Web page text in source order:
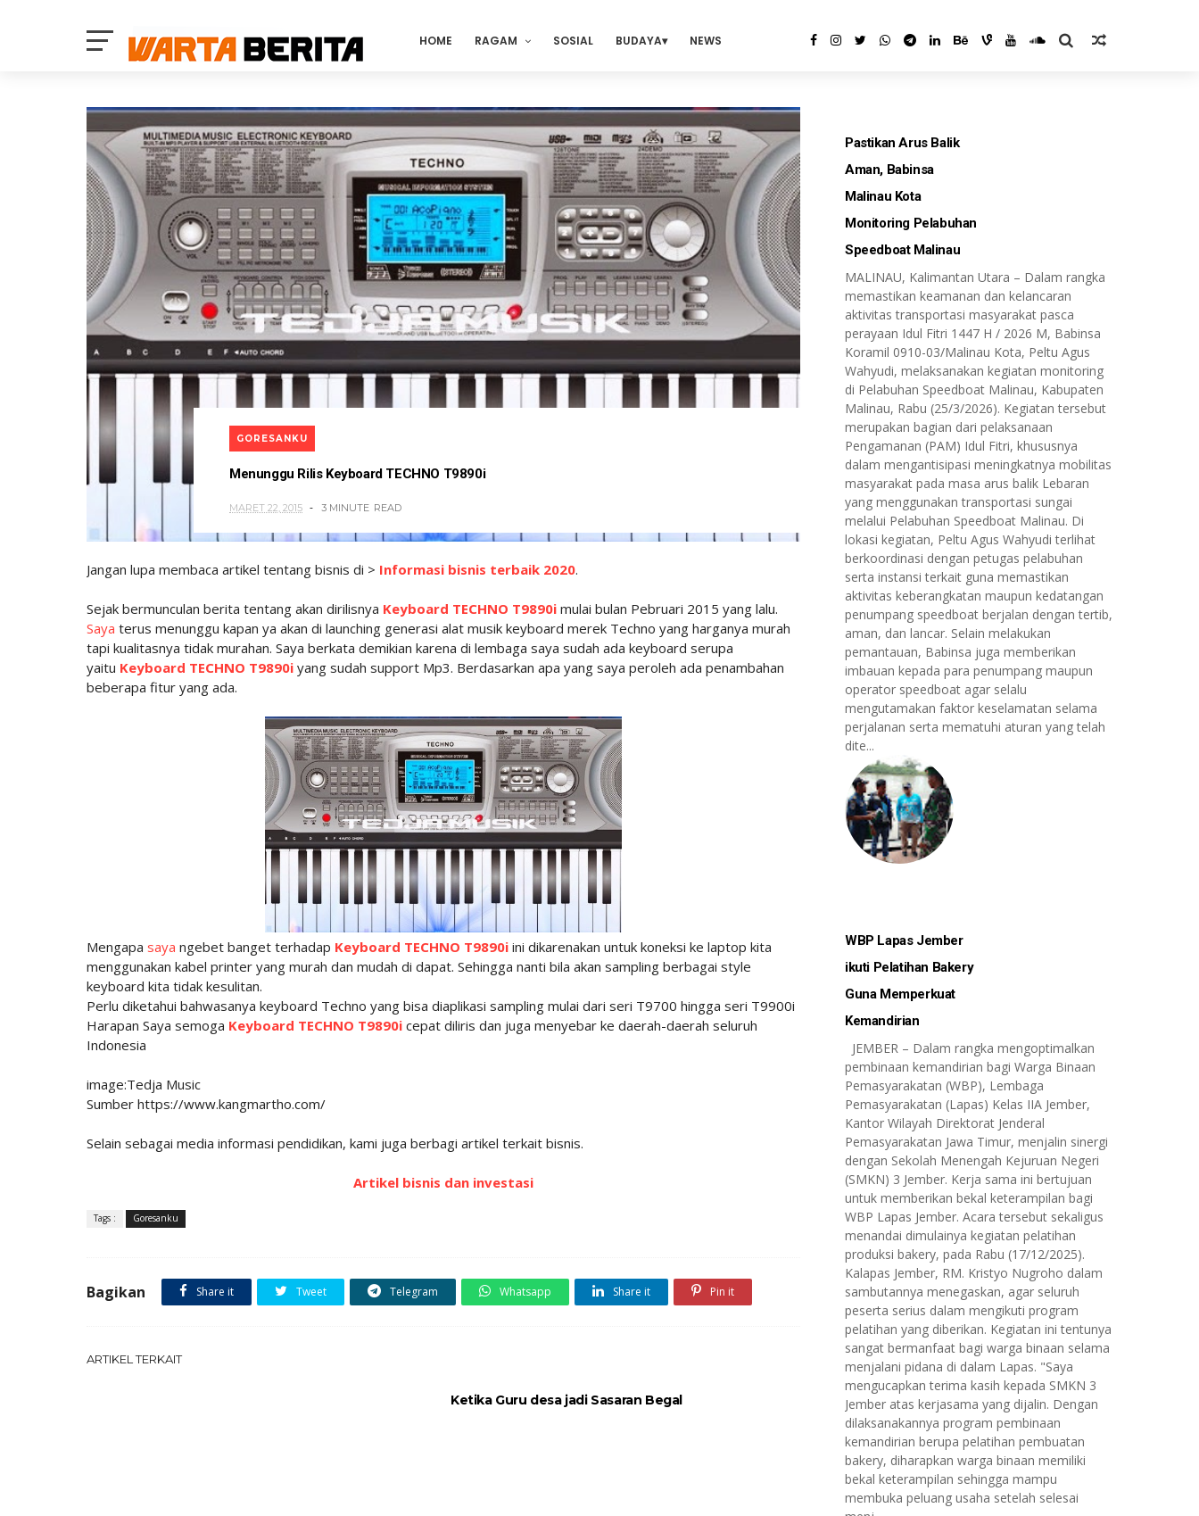
HOME RAGAM SOSIAL BUDAYA NEWS
GORESANKU
Menunggu Rilis Keyboard TECHNO T9890i
MARET 22, 2015 3 MINUTE READ
Jangan lupa membaca artikel tentang bisnis di > Informasi bisnis terbaik 2020.
Sejak bermunculan berita tentang akan dirilisnya Keyboard TECHNO T9890i mulai bulan Pebruari 2015 yang lalu.
Saya terus menunggu kapan ya akan di launching generasi alat musik keyboard merek Techno yang harganya murah
tapi kualitasnya tidak murahan. Saya berkata demikian karena di lembaga saya sudah ada keyboard serupa
yaitu Keyboard TECHNO T9890i yang sudah support Mp3. Berdasarkan apa yang saya peroleh ada penambahan
beberapa fitur yang ada.
Mengapa saya ngebet banget terhadap Keyboard TECHNO T9890i ini dikarenakan untuk koneksi ke laptop kita
menggunakan kabel printer yang murah dan mudah di dapat. Sehingga nanti bila akan sampling berbagai style
keyboard kita tidak kesulitan.
Perlu diketahui bahwasanya keyboard Techno yang bisa diaplikasi sampling mulai dari seri T9700 hingga seri T9900i
Harapan Saya semoga Keyboard TECHNO T9890i cepat diliris dan juga menyebar ke daerah-daerah seluruh
Indonesia
image:Tedja Music
Sumber https://www.kangmartho.com/
Selain sebagai media informasi pendidikan, kami juga berbagi artikel terkait bisnis.
Artikel bisnis dan investasi
Tags : Goresanku
Bagikan Share it Tweet Telegram Whatsapp Share it Pin it
ARTIKEL TERKAIT
Ketika Guru desa jadi Sasaran Begal
Pastikan Arus Balik
Aman, Babinsa
Malinau Kota
Monitoring Pelabuhan
Speedboat Malinau
MALINAU, Kalimantan Utara – Dalam rangka
memastikan keamanan dan kelancaran
aktivitas transportasi masyarakat pasca
perayaan Idul Fitri 1447 H / 2026 M, Babinsa
Koramil 0910-03/Malinau Kota, Peltu Agus
Wahyudi, melaksanakan kegiatan monitoring
di Pelabuhan Speedboat Malinau, Kabupaten
Malinau, Rabu (25/3/2026). Kegiatan tersebut
merupakan bagian dari pelaksanaan
Pengamanan (PAM) Idul Fitri, khususnya
dalam mengantisipasi meningkatnya mobilitas
masyarakat pada masa arus balik Lebaran
yang menggunakan transportasi sungai
melalui Pelabuhan Speedboat Malinau. Di
lokasi kegiatan, Peltu Agus Wahyudi terlihat
berkoordinasi dengan petugas pelabuhan
serta instansi terkait guna memastikan
aktivitas keberangkatan maupun kedatangan
penumpang speedboat berjalan dengan tertib,
aman, dan lancar. Selain melakukan
pemantauan, Babinsa juga memberikan
imbauan kepada para penumpang maupun
operator speedboat agar selalu
mengutamakan faktor keselamatan selama
perjalanan serta mematuhi aturan yang telah
dite...
WBP Lapas Jember
ikuti Pelatihan Bakery
Guna Memperkuat
Kemandirian
JEMBER – Dalam rangka mengoptimalkan
pembinaan kemandirian bagi Warga Binaan
Pemasyarakatan (WBP), Lembaga
Pemasyarakatan (Lapas) Kelas IIA Jember,
Kantor Wilayah Direktorat Jenderal
Pemasyarakatan Jawa Timur, menjalin sinergi
dengan Sekolah Menengah Kejuruan Negeri
(SMKN) 3 Jember. Kerja sama ini bertujuan
untuk memberikan bekal keterampilan bagi
WBP Lapas Jember. Acara tersebut sekaligus
menandai dimulainya kegiatan pelatihan
produksi bakery, pada Rabu (17/12/2025).
Kalapas Jember, RM. Kristyo Nugroho dalam
sambutannya menegaskan, agar seluruh
peserta serius dalam mengikuti program
pelatihan yang diberikan. Kegiatan ini tentunya
sangat bermanfaat bagi warga binaan selama
menjalani pidana di dalam Lapas. "Saya
mengucapkan terima kasih kepada SMKN 3
Jember atas kerjasama yang dijalin. Dengan
dilaksanakannya program pembinaan
kemandirian berupa pelatihan pembuatan
bakery, diharapkan warga binaan memiliki
bekal keterampilan sehingga mampu
membuka peluang usaha setelah selesai